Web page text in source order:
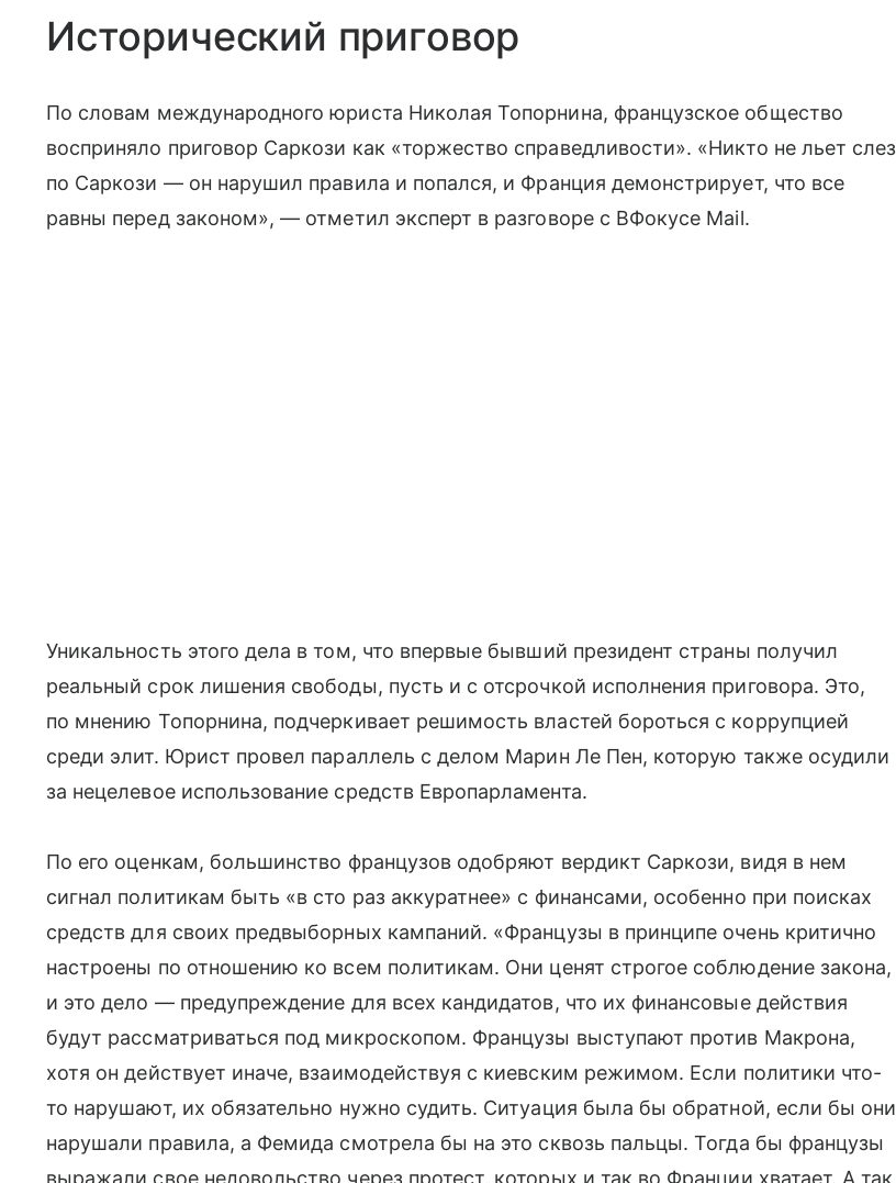
Исторический приговор
По словам международного юриста Николая Топорнина, французское общество
восприняло приговор Саркози как «торжество справедливости». «Никто не льет слез
по Саркози — он нарушил правила и попался, и Франция демонстрирует, что все
равны перед законом», — отметил эксперт в разговоре с ВФокусе Mail.
Уникальность этого дела в том, что впервые бывший президент страны получил
реальный срок лишения свободы, пусть и с отсрочкой исполнения приговора. Это,
по мнению Топорнина, подчеркивает решимость властей бороться с коррупцией
среди элит. Юрист провел параллель с делом Марин Ле Пен, которую также осудили
за нецелевое использование средств Европарламента.
По его оценкам, большинство французов одобряют вердикт Саркози, видя в нем
сигнал политикам быть «в сто раз аккуратнее» с финансами, особенно при поисках
средств для своих предвыборных кампаний. «Французы в принципе очень критично
настроены по отношению ко всем политикам. Они ценят строгое соблюдение закона,
и это дело — предупреждение для всех кандидатов, что их финансовые действия
будут рассматриваться под микроскопом. Французы выступают против Макрона,
хотя он действует иначе, взаимодействуя с киевским режимом. Если политики что-
то нарушают, их обязательно нужно судить. Ситуация была бы обратной, если бы они
нарушали правила, а Фемида смотрела бы на это сквозь пальцы. Тогда бы французы
выражали свое недовольство через протест, которых и так во Франции хватает. А так